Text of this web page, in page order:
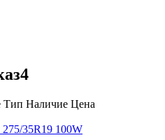
4
Тип Наличие Цена
35R19 100W